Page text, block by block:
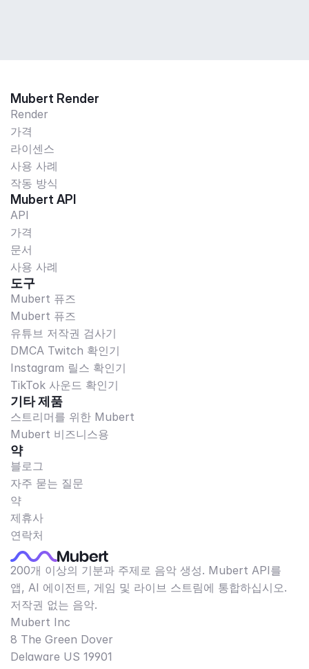
Mubert Render
Render
가격
라이센스
사용 사례
작동 방식
Mubert API
API
가격
문서
사용 사례
도구
Mubert 퓨즈
Mubert 퓨즈
유튜브 저작권 검사기
DMCA Twitch 확인기
Instagram 릴스 확인기
TikTok 사운드 확인기
기타 제품
스트리머를 위한 Mubert
Mubert 비즈니스용
약
블로그
자주 묻는 질문
약
제휴사
연락처
200개 이상의 기분과 주제로 음악 생성. Mubert API를
앱, AI 에이전트, 게임 및 라이브 스트림에 통합하십시오.
저작권 없는 음악.
Mubert Inc
8 The Green Dover
Delaware US 19901​